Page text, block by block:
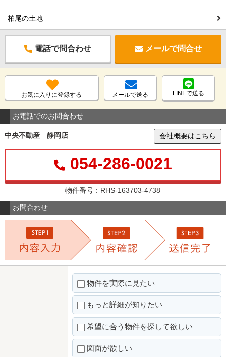
柏尾の土地
電話で問合わせ メールで問合せ
お気に入りに登録する メールで送る LINEで送る
お電話でのお問合わせ
中央不動産 静岡店 会社概要はこちら
054-286-0021
物件番号：RHS-163703-4738
お問合わせ
物件を実際に見たい
もっと詳細が知りたい
希望に合う物件を探して欲しい
図面が欲しい